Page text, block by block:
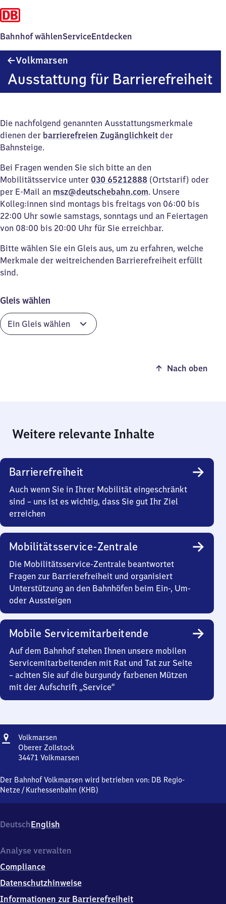
Bahnhof wählenServiceEntdecken
Volkmarsen
Ausstattung für Barrierefreiheit
Die nachfolgend genannten Ausstattungsmerkmale
dienen der barrierefreien Zugänglichkeit der
Bahnsteige.
Bei Fragen wenden Sie sich bitte an den
Mobilitätsservice unter 030 65212888 (Ortstarif) oder
per E-Mail an msz@deutschebahn.com. Unsere
Kolleg:innen sind montags bis freitags von 06:00 bis
22:00 Uhr sowie samstags, sonntags und an Feiertagen
von 08:00 bis 20:00 Uhr für Sie erreichbar.
Bitte wählen Sie ein Gleis aus, um zu erfahren, welche
Merkmale der weitreichenden Barrierefreiheit erfüllt
sind.
Gleis wählen
Nach oben
Weitere relevante Inhalte
Barrierefreiheit
Auch wenn Sie in Ihrer Mobilität eingeschränkt
sind – uns ist es wichtig, dass Sie gut Ihr Ziel
erreichen
Mobilitätsservice-Zentrale
Die Mobilitätsservice-Zentrale beantwortet
Fragen zur Barrierefreiheit und organisiert
Unterstützung an den Bahnhöfen beim Ein-, Um-
oder Aussteigen
Mobile Servicemitarbeitende
Auf dem Bahnhof stehen Ihnen unsere mobilen
Servicemitarbeitenden mit Rat und Tat zur Seite
– achten Sie auf die burgundy farbenen Mützen
mit der Aufschrift „Service“
Adresse
Volkmarsen
Oberer Zollstock
34471 Volkmarsen
Oberer
Zollstock,
7
Volkmarsen
Der Bahnhof Volkmarsen wird betrieben von: DB Regio-
Netze /Kurhessenbahn (KHB)
DeutschEnglish
Analyse verwalten
Compliance
Datenschutzhinweise
Informationen zur Barrierefreiheit